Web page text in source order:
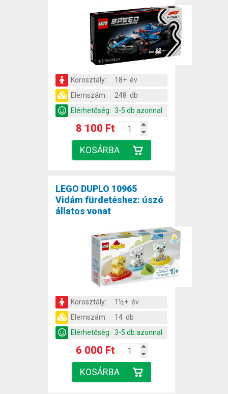
Korosztály:
18+ év
Elemszám:
248 db
Elérhetőség: 3-5 db azonnal
8 100 Ft
LEGO DUPLO 10965
Vidám fürdetéshez: úszó
állatos vonat
Korosztály:
1½+ év
Elemszám:
14 db
Elérhetőség: 3-5 db azonnal
6 000 Ft